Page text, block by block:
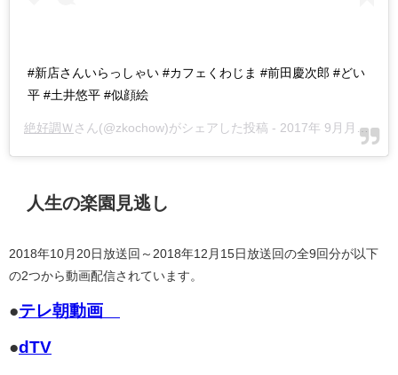
#新店さんいらっしゃい #カフェくわじま #前田慶次郎 #どい
平 #土井悠平 #似顔絵
絶好調Ｗ さん(@zkochow)がシェアした投稿 - 2017年 9月月26日午後8時16分PDT
人生の楽園見逃し
2018年10月20日放送回～2018年12月15日放送回の全9回分が以下
の2つから動画配信されています。
●テレ朝動画
●dTV